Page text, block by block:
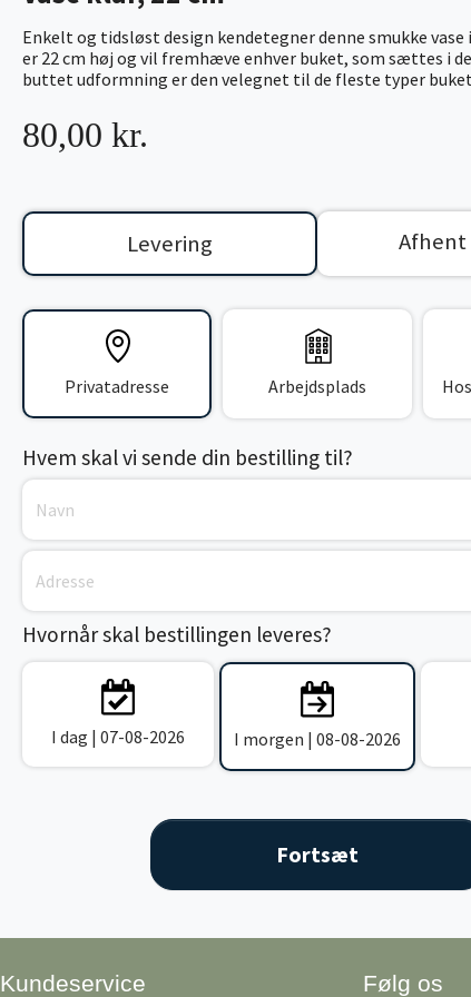
Enkelt og tidsløst design kendetegner denne smukke vase
er 22 cm høj og vil fremhæve enhver buket, som sættes i
buttet udformning er den velegnet til de fleste typer
80,00 kr.
Levering
Privatadresse Arbejdsplads
Hvem skal vi sende din bestilling til?
Hvornår skal bestillingen leveres?
I dag | 07-08-2026 I morgen | 08-08-2026
Kundeservice Følg os